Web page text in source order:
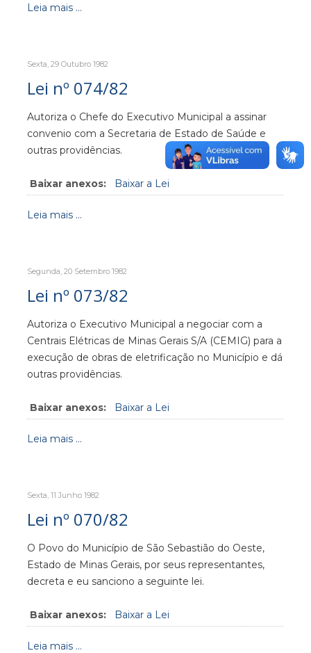
Leia mais ...
Sexta, 29 Outubro 1982
Lei nº 074/82
Autoriza o Chefe do Executivo Municipal a assinar
convenio com a Secretaria de Estado de Saúde e
outras providências.
Baixar anexos: Baixar a Lei
Leia mais ...
Segunda, 20 Setembro 1982
Lei nº 073/82
Autoriza o Executivo Municipal a negociar com a
Centrais Elétricas de Minas Gerais S/A (CEMIG) para a
execução de obras de eletrificação no Município e dá
outras providências.
Baixar anexos: Baixar a Lei
Leia mais ...
Sexta, 11 Junho 1982
Lei nº 070/82
O Povo do Município de São Sebastião do Oeste,
Estado de Minas Gerais, por seus representantes,
decreta e eu sanciono a seguinte lei.
Baixar anexos: Baixar a Lei
Leia mais ...